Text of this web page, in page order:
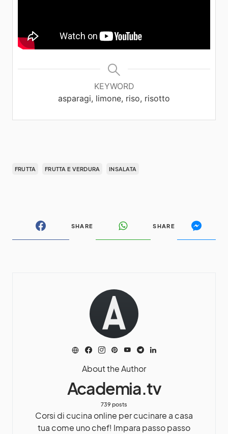
KEYWORD
asparagi, limone, riso, risotto
FRUTTA FRUTTA E VERDURA INSALATA
SHARE SHARE
About the Author
Academia.tv
739 posts
Corsi di cucina online per cucinare a casa
tua come uno chef! Impara passo passo